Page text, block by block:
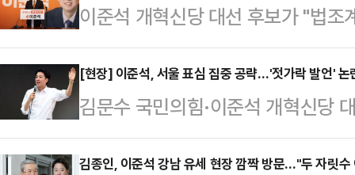
이준석 개혁신당 대선 후보가 "법
음담패설을 (이재명 더불어민주당
로 확인이 됐다"고 했다.이준석 후
열어 "이동호 씨는 지난해 정보통
받았다"며 이같이 밝혔다.앞서 이
[현장] 이준석, 서울 표심 집중 공략…'젓가락 발언' 논
김문수 국민의힘·이준석 개혁신당
관측이 나오는 가운데 이 후보는
울 표심을 집중 공략했다.이준석 후
김종인, 이준석 강남 유세 현장 깜짝 방문…"두 자릿수